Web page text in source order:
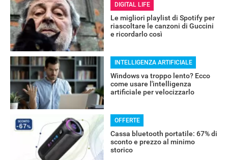
RECENSIONI
DIGITAL LIFE
Le migliori playlist di Spotify per
riascoltare le canzoni di Guccini
e ricordarlo così
INTELLIGENZA ARTIFICIALE
Windows va troppo lento? Ecco
come usare l'intelligenza
artificiale per velocizzarlo
OFFERTE
Cassa bluetooth portatile: 67% di
sconto e prezzo al minimo
storico